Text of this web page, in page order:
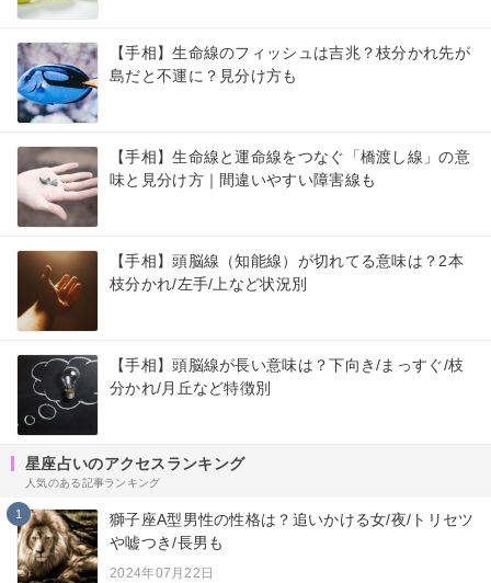
【手相】生命線のフィッシュは吉兆？枝分かれ先が
島だと不運に？見分け方も
【手相】生命線と運命線をつなぐ「橋渡し線」の意
味と見分け方｜間違いやすい障害線も
【手相】頭脳線（知能線）が切れてる意味は？2本
枝分かれ/左手/上など状況別
【手相】頭脳線が長い意味は？下向き/まっすぐ/枝
分かれ/月丘など特徴別
星座占いのアクセスランキング
人気のある記事ランキング
1
獅子座A型男性の性格は？追いかける女/夜/トリセツ
や嘘つき/長男も
2024年07月22日